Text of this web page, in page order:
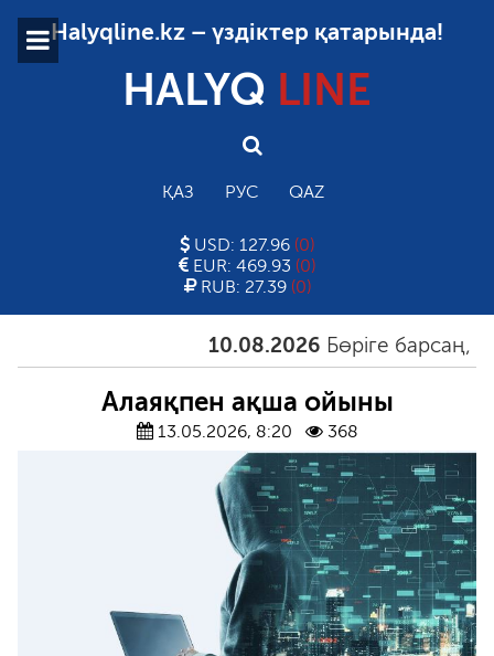
Halyqline.kz – үздіктер қатарында!
HALYQ LINE
ҚАЗ РУС QAZ
USD: 127.96 (0)
EUR: 469.93 (0)
RUB: 27.39 (0)
10.08.2026 Бөріге барсаң,
Алаяқпен ақша ойыны
13.05.2026, 8:20 368